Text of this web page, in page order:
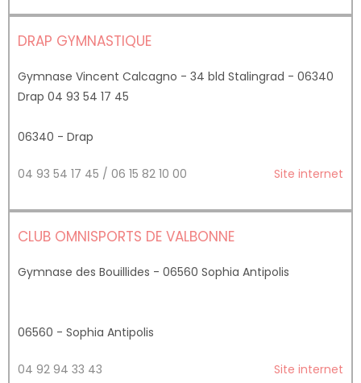
DRAP GYMNASTIQUE
Gymnase Vincent Calcagno - 34 bld Stalingrad - 06340
Drap 04 93 54 17 45
06340 - Drap
Site internet
04 93 54 17 45 / 06 15 82 10 00
CLUB OMNISPORTS DE VALBONNE
Gymnase des Bouillides - 06560 Sophia Antipolis
06560 - Sophia Antipolis
Site internet
04 92 94 33 43